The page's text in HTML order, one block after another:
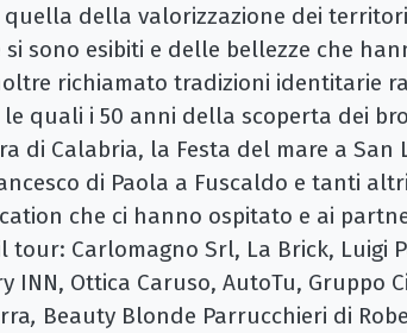
quella della valorizzazione dei
sono esibiti e delle bellezze che
richiamato tradizioni identitarie
quali i 50 anni della scoperta dei
di Calabria, la Festa del mare a San
di Paola a Fuscaldo e tanti
che ci hanno ospitato e ai
Carlomagno Srl, La Brick, Luigi
INN, Ottica Caruso, AutoTu, Gruppo
, Beauty Blonde Parrucchieri di